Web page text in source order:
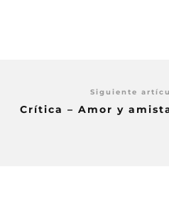
Siguiente
Crítica – Amor y